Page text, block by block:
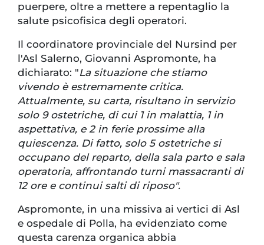
puerpere, oltre a mettere a repentaglio la
salute psicofisica degli operatori.
Il coordinatore provinciale del Nursind per
l'Asl Salerno, Giovanni Aspromonte, ha
dichiarato: "La situazione che stiamo
vivendo è estremamente critica.
Attualmente, su carta, risultano in servizio
solo 9 ostetriche, di cui 1 in malattia, 1 in
aspettativa, e 2 in ferie prossime alla
quiescenza. Di fatto, solo 5 ostetriche si
occupano del reparto, della sala parto e sala
operatoria, affrontando turni massacranti di
12 ore e continui salti di riposo".
Aspromonte, in una missiva ai vertici di Asl
e ospedale di Polla, ha evidenziato come
questa carenza organica abbia